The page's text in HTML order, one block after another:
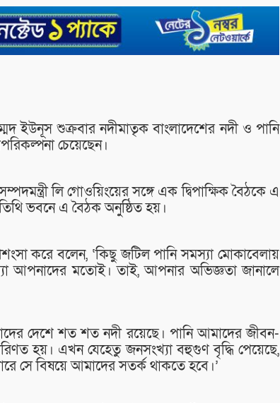
ইউনূস শুক্রবার নদীমাতৃক বাংলাদেশের নদী ও পানি
চেয়েছেন।
লি গোওয়িংয়ের সঙ্গে এক দ্বিপাক্ষিক বৈঠকে এ
ভবনে এ বৈঠক অনুষ্ঠিত হয়।
করে বলেন, ‘কিছু জটিল পানি সমস্যা মোকাবেলায়
আপনাদের মতোই। তাই, আপনার অভিজ্ঞতা জানালে
দেশে শত শত নদী রয়েছে। পানি আমাদের জীবন-
হয়। এখন যেহেতু জনসংখ্যা বহুগুণ বৃদ্ধি পেয়েছে,
সে বিষয়ে আমাদের সতর্ক থাকতে হবে।’